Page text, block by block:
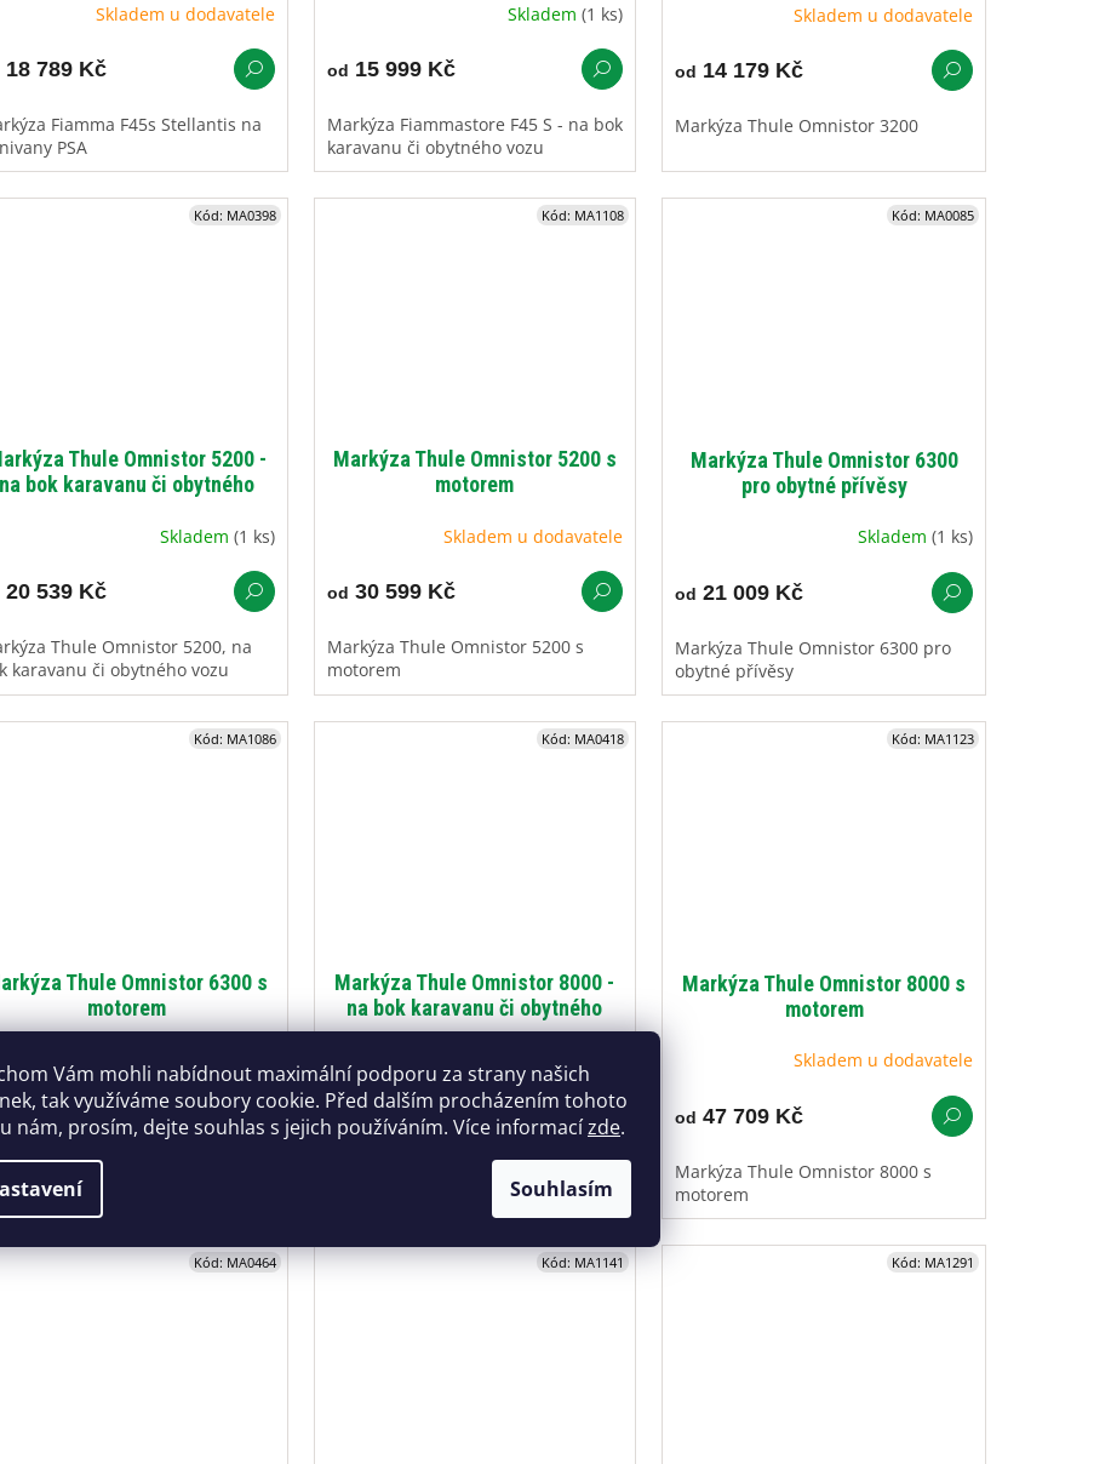
Vám mohli nabídnout maximální podporu za strany našich
tak využíváme soubory cookie. Před dalším procházením tohoto
nám, prosím, dejte souhlas s jejich používáním. Více informacízde.
Souhlasím
Skladem u dodavatele
18 789 Kč
Fiamma F45s Stellantis na
PSA
Skladem(1 ks)
od 15 999 Kč
Markýza Fiammastore F45 S - na bok
karavanu či obytného vozu
Skladem u dodavatele
od 14 179 Kč
Markýza Thule Omnistor 3200
Thule Omnistor 5200 -
na bok karavanu či obytného
Skladem (1 ks)
20 539 Kč
Thule Omnistor 5200, na
karavanu či obytného vozu
Kód: MA0398
Markýza Thule Omnistor 5200 s
motorem
Skladem u dodavatele
od 30 599 Kč
Markýza Thule Omnistor 5200 s
motorem
Kód: MA1108
Markýza Thule Omnistor 6300
pro obytné přívěsy
Skladem (1 ks)
od 21 009 Kč
Markýza Thule Omnistor 6300 pro
obytné přívěsy
Kód: MA0085
Thule Omnistor 6300 s
motorem
31 229 Kč
Thule Omnistor 6300 s
Kód: MA1086
Markýza Thule Omnistor 8000 -
na bok karavanu či obytného
vozidla
33 549 Kč
Markýza Thule Omnistor 8000 - na
bok karavanu či obytného vozidla
Kód: MA0418
Markýza Thule Omnistor 8000 s
motorem
Skladem u dodavatele
od 47 709 Kč
Markýza Thule Omnistor 8000 s
motorem
Kód: MA1123
Kód: MA0464 Kód: MA1141 Kód: MA1291